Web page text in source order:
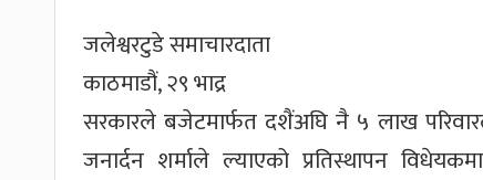
जलेश्वरटुडे समाचारदाता
काठमाडौं, २९ भाद्र
सरकारले बजेटमार्फत दशैंअघि नै ५ लाख
जनार्दन शर्माले ल्याएको प्रतिस्थापन